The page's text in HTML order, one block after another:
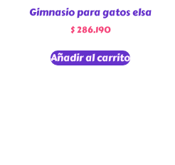
Gimnasio para gatos elsa
$286.190
Añadir al carrito